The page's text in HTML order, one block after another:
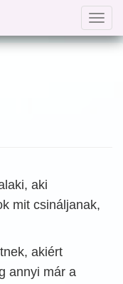
aki
mit csináljanak,
akiért
annyi már a